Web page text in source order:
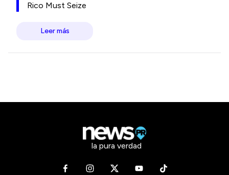
Rico Must Seize
Leer más
la pura verdad